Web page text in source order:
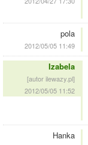
pola
2012/05/05 11:49
Izabela
[autor ilewazy.pl]
2012/05/05 11:52
Hanka